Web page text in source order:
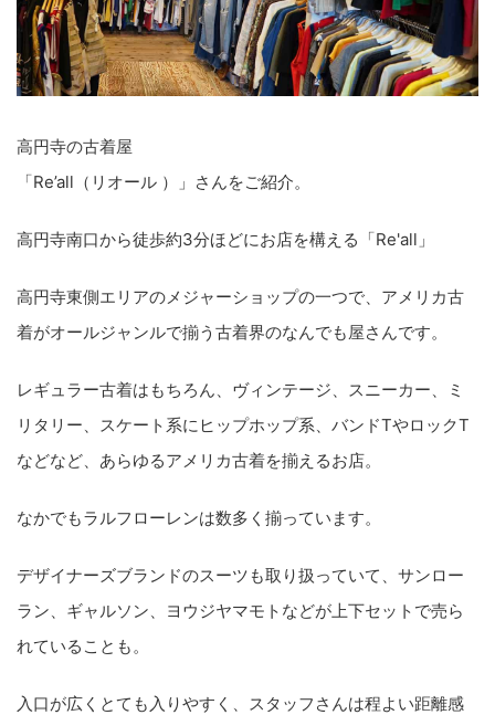
高円寺の古着屋
「Re’all（リオール ）」さんをご紹介。
高円寺南口から徒歩約3分ほどにお店を構える「Re'all」
高円寺東側エリアのメジャーショップの一つで、アメリカ古
着がオールジャンルで揃う古着界のなんでも屋さんです。
レギュラー古着はもちろん、ヴィンテージ、スニーカー、ミ
リタリー、スケート系にヒップホップ系、バンドTやロックT
などなど、あらゆるアメリカ古着を揃えるお店。
なかでもラルフローレンは数多く揃っています。
デザイナーズブランドのスーツも取り扱っていて、サンロー
ラン、ギャルソン、ヨウジヤマモトなどが上下セットで売ら
れていることも。
入口が広くとても入りやすく、スタッフさんは程よい距離感